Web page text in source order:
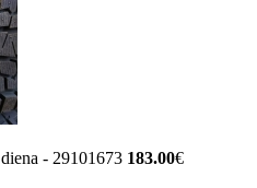
- 29101673 183.00€